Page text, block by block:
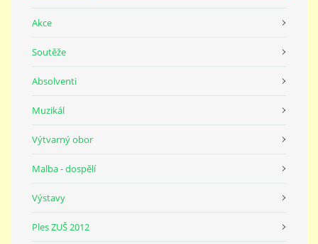
Akce
Soutěže
Absolventi
Muzikál
Výtvarný obor
Malba - dospělí
Výstavy
Ples ZUŠ 2012